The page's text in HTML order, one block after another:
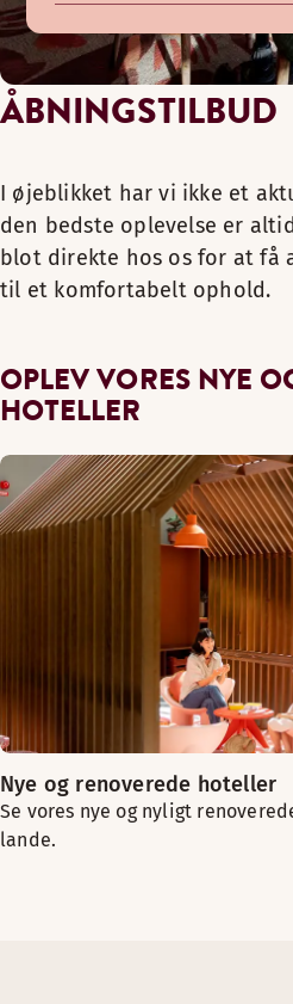
ÅBNINGSTILBUD
I øjeblikket har vi ikke et
den bedste oplevelse er
blot direkte hos os for at få
til et komfortabelt ophold.
OPLEV VORES NYE
HOTELLER
Nye og renoverede hoteller
Se vores nye og nyligt
lande.